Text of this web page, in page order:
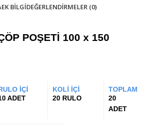
EK BILGIDEĞERLENDIRMELER (0)
POŞETİ 100 x 150
İÇİ
ADET
KOLİ İÇİ
20 RULO
TOPLAM
20
ADET